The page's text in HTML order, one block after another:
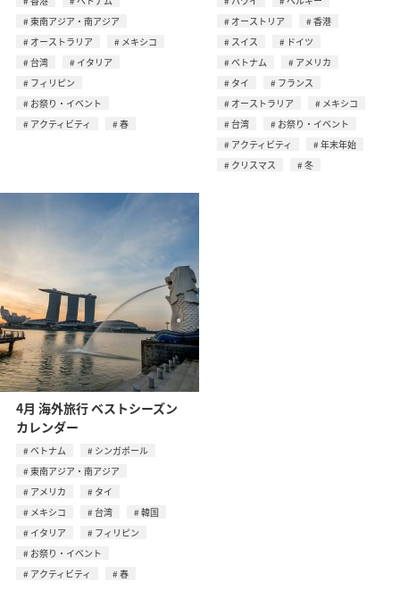
東南アジア・南アジア
オーストラリア
メキシコ
台湾
イタリア
フィリピン
お祭り・イベント
アクティビティ
春
オーストリア
香港
スイス
ドイツ
ベトナム
アメリカ
タイ
フランス
オーストラリア
メキシコ
台湾
お祭り・イベント
アクティビティ
年末年始
クリスマス
冬
4月 海外旅行 ベストシーズン
カレンダー
ベトナム
シンガポール
東南アジア・南アジア
アメリカ
タイ
メキシコ
台湾
韓国
イタリア
フィリピン
お祭り・イベント
アクティビティ
春